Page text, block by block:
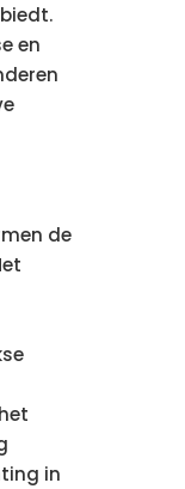
en
de
in